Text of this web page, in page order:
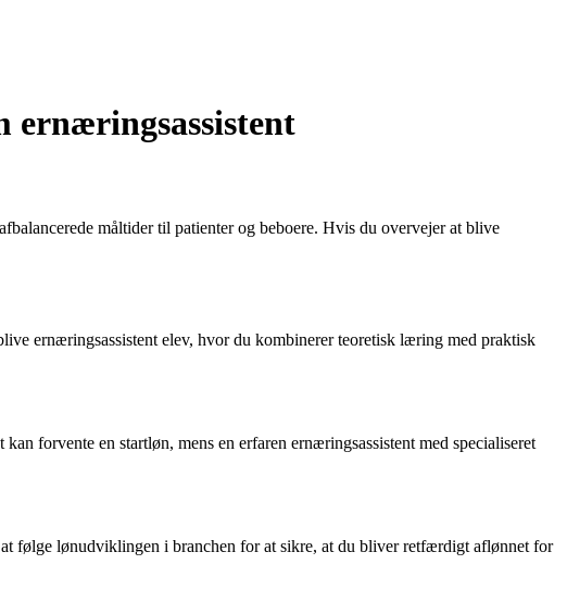
ernæringsassistent
måltider til patienter og beboere. Hvis du overvejer at blive
ernæringsassistent elev, hvor du kombinerer teoretisk læring med praktisk
forvente en startløn, mens en erfaren ernæringsassistent med specialiseret
følge lønudviklingen i branchen for at sikre, at du bliver retfærdigt aflønnet for